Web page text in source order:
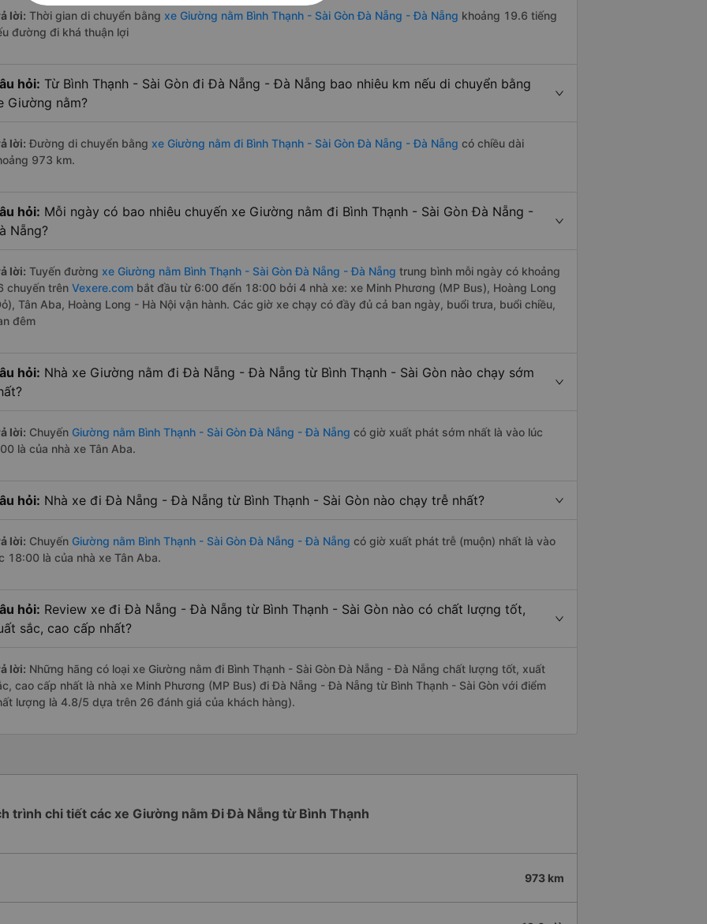
lời: Thời gian di chuyển bằng xe Giường nằm Bình Thạnh - Sài Gòn Đà Nẵng - Đà Nẵng khoảng 19.6 tiếng
đường đi khá thuận lợi
hỏi: Từ Bình Thạnh - Sài Gòn đi Đà Nẵng - Đà Nẵng bao nhiêu km nếu di chuyển bằng
Giường nằm?
lời: Đường di chuyển bằng xe Giường nằm đi Bình Thạnh - Sài Gòn Đà Nẵng - Đà Nẵng có chiều dài
973 km.
hỏi: Mỗi ngày có bao nhiêu chuyến xe Giường nằm đi Bình Thạnh - Sài Gòn Đà Nẵng -
Nẵng?
lời: Tuyến đường xe Giường nằm Bình Thạnh - Sài Gòn Đà Nẵng - Đà Nẵng trung bình mỗi ngày có khoảng
chuyến trên Vexere.com bắt đầu từ 6:00 đến 18:00 bởi 4 nhà xe: xe Minh Phương (MP Bus), Hoàng Long
Tân Aba, Hoàng Long - Hà Nội vận hành. Các giờ xe chạy có đầy đủ cả ban ngày, buổi trưa, buổi chiều,
đêm
hỏi: Nhà xe Giường nằm đi Đà Nẵng - Đà Nẵng từ Bình Thạnh - Sài Gòn nào chạy sớm
lời: Chuyến Giường nằm Bình Thạnh - Sài Gòn Đà Nẵng - Đà Nẵng có giờ xuất phát sớm nhất là vào lúc
là của nhà xe Tân Aba.
hỏi: Nhà xe đi Đà Nẵng - Đà Nẵng từ Bình Thạnh - Sài Gòn nào chạy trễ nhất?
lời: Chuyến Giường nằm Bình Thạnh - Sài Gòn Đà Nẵng - Đà Nẵng có giờ xuất phát trễ (muộn) nhất là vào
18:00 là của nhà xe Tân Aba.
hỏi: Review xe đi Đà Nẵng - Đà Nẵng từ Bình Thạnh - Sài Gòn nào có chất lượng tốt,
sắc, cao cấp nhất?
lời: Những hãng có loại xe Giường nằm đi Bình Thạnh - Sài Gòn Đà Nẵng - Đà Nẵng chất lượng tốt, xuất
cao cấp nhất là nhà xe Minh Phương (MP Bus) đi Đà Nẵng - Đà Nẵng từ Bình Thạnh - Sài Gòn với điểm
lượng là 4.8/5 dựa trên 26 đánh giá của khách hàng).
trình chi tiết các xe Giường nằm Đi Đà Nẵng từ Bình Thạnh
973 km